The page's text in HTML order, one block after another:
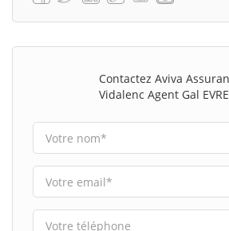
Contactez Aviva
Vidalenc Agent Gal